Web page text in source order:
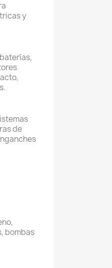
y
de
bombas